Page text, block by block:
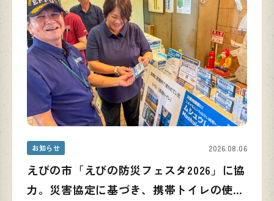
お知らせ 2026.08.06
えびの市「えびの防災フェスタ2026」に協
力。災害協定に基づき、携帯トイレの使い